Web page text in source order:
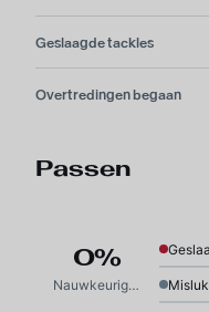
Geslaagde tackles
Overtredingen begaan
Passen
0%
Nauwkeurigheid